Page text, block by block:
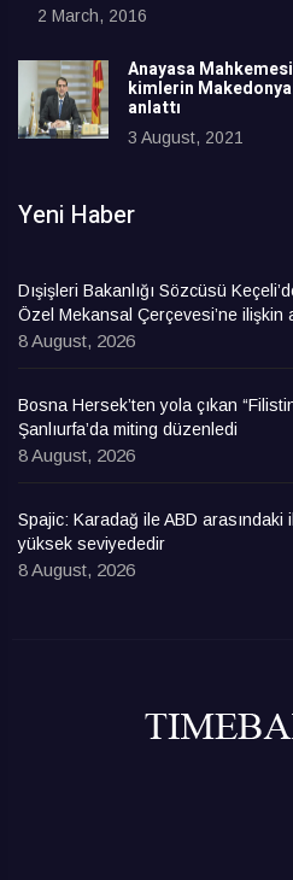
2 March, 2016
Anayasa
kimlerin
anlattı
3 August, 2021
Yeni Haber
Dışişleri Bakanlığı Sözcüsü
Özel Mekansal Çerçevesi’ne ilişkin
8 August, 2026
Bosna Hersek’ten yola çıkan
Şanlıurfa’da miting düzenledi
8 August, 2026
Spajic: Karadağ ile ABD arasındaki
yüksek seviyededir
8 August, 2026